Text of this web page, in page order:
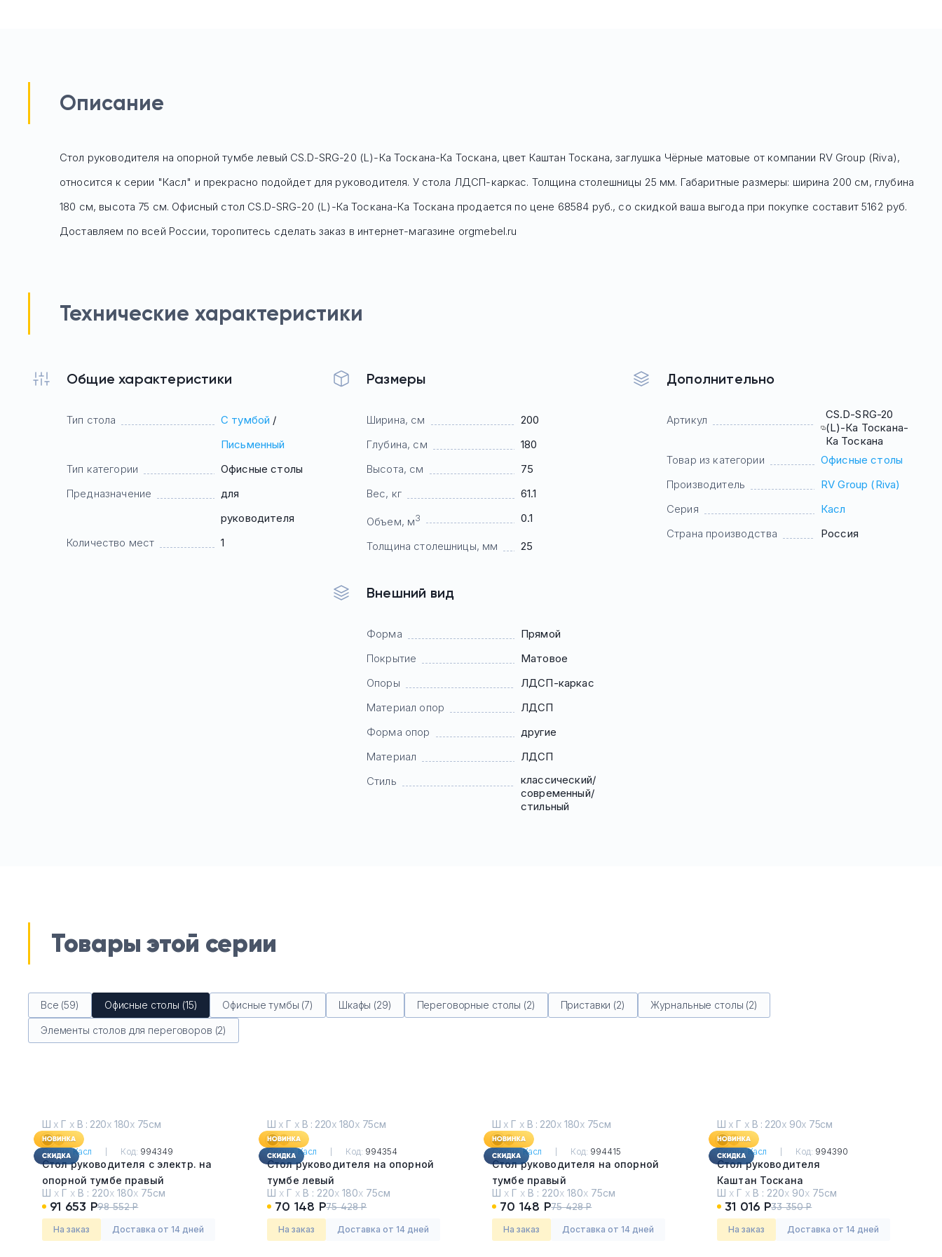
Описание
Стол руководителя на опорной тумбе левый CS.D-SRG-20 (L)-Ка Тоскана-Ка Тоскана, цвет Каштан Тоскана, заглушка Чёрные матовые от компании RV Group (Riva),
относится к серии "Касл" и прекрасно подойдет для руководителя. У стола ЛДСП-каркас. Толщина столешницы 25 мм. Габаритные размеры: ширина 200 см, глубина
180 см, высота 75 см. Офисный стол CS.D-SRG-20 (L)-Ка Тоскана-Ка Тоскана продается по цене 68584 руб., со скидкой ваша выгода при покупке составит 5162 руб.
Доставляем по всей России, торопитесь сделать заказ в интернет-магазине orgmebel.ru
Технические характеристики
Общие характеристики
Тип стола С тумбой /
Письменный
Тип категории
Офисные столы
Предназначение
для
руководителя
Количество мест
1
Размеры
Ширина, см
200
Глубина, см
180
Высота, см
75
Вес, кг
61.1
Объем, м3 0.1
Толщина столешницы, мм 25
Внешний вид
Форма
Прямой
Покрытие
Матовое
Опоры
ЛДСП-каркас
Материал опор
ЛДСП
Форма опор
другие
Материал
ЛДСП
Стиль
классический/
современный/
стильный
Дополнительно
Артикул
CS.D-SRG-20
(L)-Ка Тоскана-
Ка Тоскана
Товар из категории
Офисные столы
Производитель
RV Group (Riva)
Серия
Касл
Страна производства
Россия
Товары этой серии
Все (59) Офисные столы (15) Офисные тумбы (7) Шкафы (29) Переговорные столы (2) Приставки (2) Журнальные столы (2)
Элементы столов для переговоров (2)
Ш х Г х В : 220х 180х 75см
Серия:Касл Код: 994349
Стол руководителя с электр. на
опорной тумбе правый
Каштан Тоскана
Ш х Г х В : 220х 180х 75см
91 653 Р98 552 Р
На заказ Доставка от 14 дней
Ш х Г х В : 220х 180х 75см
Серия:Касл Код: 994354
Стол руководителя на опорной
тумбе левый
Каштан Тоскана
Ш х Г х В : 220х 180х 75см
70 148 Р75 428 Р
На заказ Доставка от 14 дней
Ш х Г х В : 220х 180х 75см
Серия:Касл Код: 994415
Стол руководителя на опорной
тумбе правый
Каштан Тоскана
Ш х Г х В : 220х 180х 75см
70 148 Р75 428 Р
На заказ Доставка от 14 дней
Ш х Г х В : 220х 90х 75см
Серия:Касл Код: 994390
Стол руководителя
Каштан Тоскана
Ш х Г х В : 220х 90х 75см
31 016 Р33 350 Р
На заказ Доставка от 14 дней